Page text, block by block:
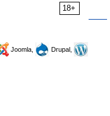
18+
Joomla,
Drupal,